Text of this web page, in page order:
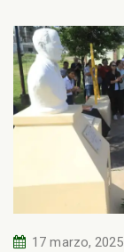
17 marzo, 2025